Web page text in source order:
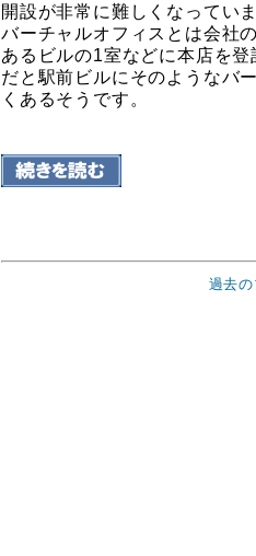
開設が非常に難しくなってい
バーチャルオフィスとは会社
あるビルの1室などに本店を
だと駅前ビルにそのようなバ
くあるそうです。
過去